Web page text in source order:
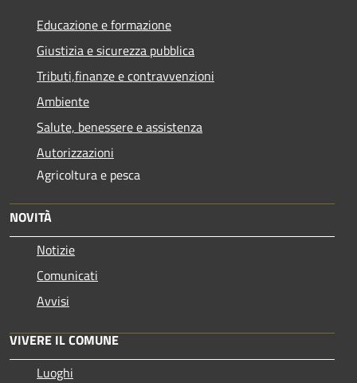
Educazione e formazione
Giustizia e sicurezza pubblica
Tributi,finanze e contravvenzioni
Ambiente
Salute, benessere e assistenza
Autorizzazioni
Agricoltura e pesca
NOVITÀ
Notizie
Comunicati
Avvisi
VIVERE IL COMUNE
Luoghi